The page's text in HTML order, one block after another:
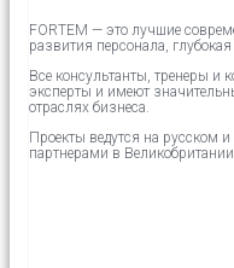
FORTEM — это лучшие
развития персонала,
Все консультанты, тренеры и
эксперты и имеют
отраслях бизнеса.
Проекты ведутся на русском
партнерами в Великобритании,